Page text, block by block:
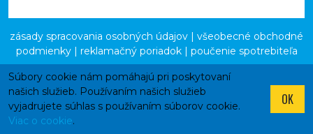
zásady spracovania osobných údajov | všeobecné obchodné
podmienky| reklamačný poriadok| poučenie spotrebiteľa
Súbory cookie nám pomáhajú pri poskytovaní
našich služieb. Používaním našich služieb
vyjadrujete súhlas s používaním súborov cookie.
Viac o cookie.
OK